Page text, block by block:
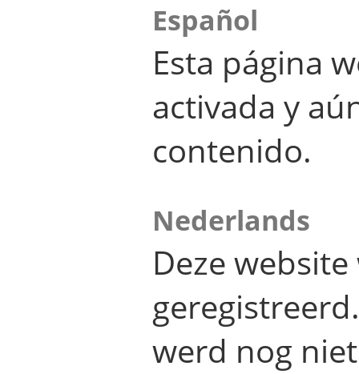
Español
Esta página
activada y
contenido.
Nederlands
Deze
werd nog